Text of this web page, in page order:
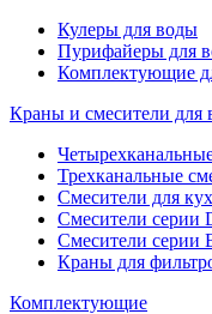
Кулеры для воды
Пурифайеры для
Комплектующие
Краны и смесители для
Трехканальные
Смесители для
Смесители серии
Смесители серии
Краны для
Комплектующие